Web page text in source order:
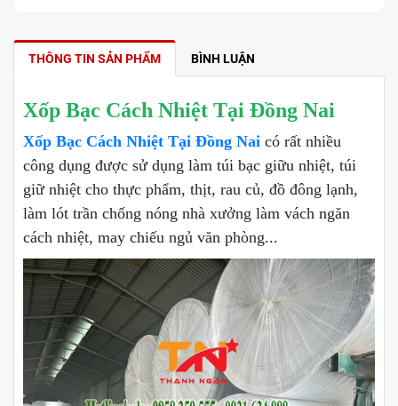
THÔNG TIN SẢN PHẨM BÌNH LUẬN
Xốp Bạc Cách Nhiệt Tại Đồng Nai
Xốp Bạc Cách Nhiệt Tại Đồng Nai có rất nhiều
công dụng được sử dụng làm túi bạc giữu nhiệt, túi
giữ nhiệt cho thực phẩm, thịt, rau củ, đồ đông lạnh,
làm lót trần chống nóng nhà xưởng làm vách ngăn
cách nhiệt, may chiếu ngủ văn phòng...